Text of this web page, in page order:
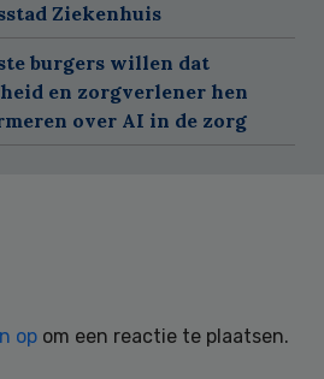
Ziekenhuis
burgers willen dat
en zorgverlener hen
over AI in de zorg
op om een reactie te plaatsen.